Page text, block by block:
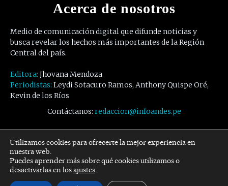
Acerca de nosotros
Medio de comunicación digital que difunde noticias y
busca revelar los hechos más importantes de la Región
Central del país.
Editora: Jhovana Mendoza
Periodistas: Leydi Sotacuro Ramos, Anthony Quispe Oré,
Kevin de los Ríos
Contáctanos: redaccion@infoandes.pe
Síguenos
Facebook Twitter Youtube
Utilizamos cookies para ofrecerte la mejor experiencia en
nuestra web.
Puedes aprender más sobre qué cookies utilizamos o
desactivarlas en losajustes.